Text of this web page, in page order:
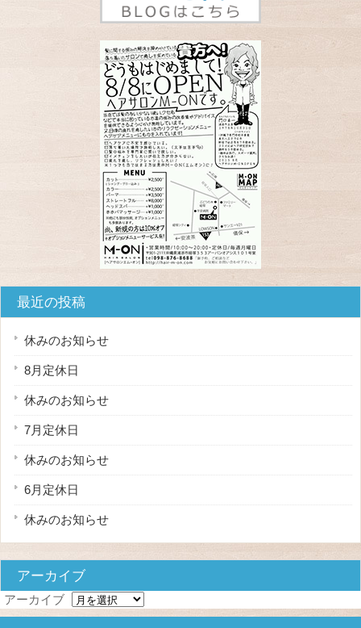
最近の投稿
休みのお知らせ
8月定休日
休みのお知らせ
7月定休日
休みのお知らせ
6月定休日
休みのお知らせ
アーカイブ
アーカイブ